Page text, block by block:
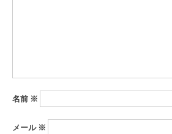
名前 ※
メール ※